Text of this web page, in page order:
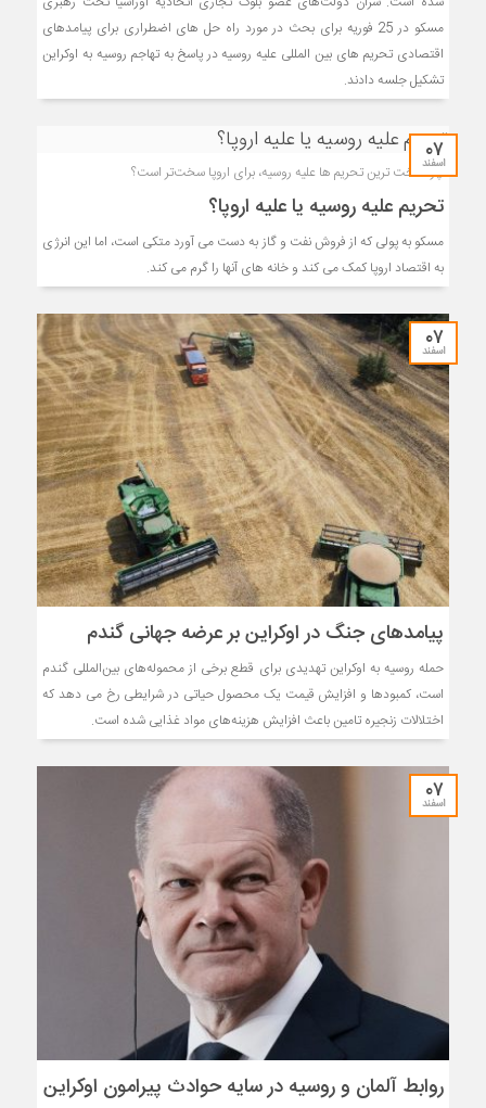
مسکو در 25 فوریه برای بحث در مورد راه حل های اضطراری برای پیامدهای
اقتصادی تحریم های بین المللی علیه روسیه در پاسخ به تهاجم روسیه به اوکراین
تشکیل جلسه دادند.
۰۷
اسفند
چرا سخت ترین تحریم ها علیه روسیه، برای اروپا سخت‌تر است؟
تحریم علیه روسیه یا علیه اروپا؟
مسکو به پولی که از فروش نفت و گاز به دست می آورد متکی است، اما این انرژی
به اقتصاد اروپا کمک می کند و خانه های آنها را گرم می کند.
۰۷
اسفند
پیامدهای جنگ در اوکراین بر عرضه جهانی گندم
حمله روسیه به اوکراین تهدیدی برای قطع برخی از محموله‌های بین‌المللی گندم
است، کمبودها و افزایش قیمت یک محصول حیاتی در شرایطی رخ می دهد که
اختلالات زنجیره تامین باعث افزایش هزینه‌های مواد غذایی شده است.
۰۷
اسفند
روابط آلمان و روسیه در سایه حوادث پیرامون اوکراین